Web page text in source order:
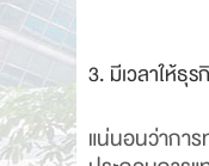
3. มีเวลาให้ธุร
แน่นอนว่าการ